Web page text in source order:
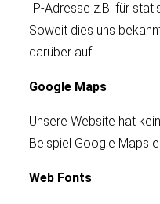
IP-Adresse z.B. für
Soweit dies uns
darüber auf.
Google Maps
Unsere Website hat
Beispiel Google Maps
Web Fonts